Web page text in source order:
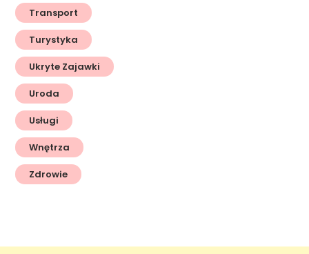
Transport
Turystyka
Ukryte Zajawki
Uroda
Usługi
Wnętrza
Zdrowie